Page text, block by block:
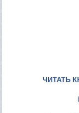
ЧИТАТЬ